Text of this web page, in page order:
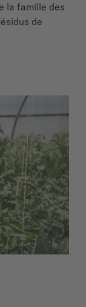
la famille des
de